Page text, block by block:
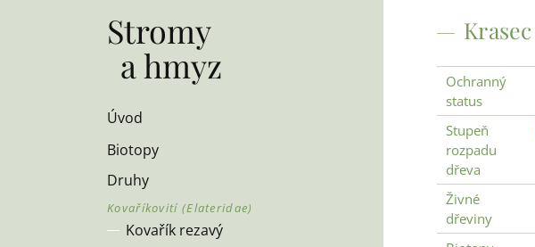
Stromy
a hmyz
Úvod
Biotopy
Druhy
Kovařík rezavý
Krasec
Ochranný
status
Stupeň
rozpadu
dřeva
Živné
dřeviny